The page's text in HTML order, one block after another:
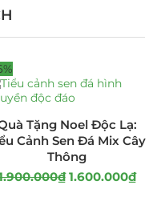
Tặng Noel Độc Lạ:
Cảnh Sen Đá Mix Cây
Thông
₫ 1.600.000₫